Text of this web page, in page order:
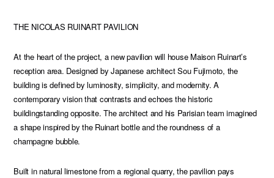
THE NICOLAS RUINART PAVILION
At the heart of the project, a new pavilion will house Maison Ruinart’s
reception area. Designed by Japanese architect Sou Fujimoto, the
building is defined by luminosity, simplicity, and modernity. A
contemporary vision that contrasts and echoes the historic
buildingstanding opposite. The architect and his Parisian team imagined
a shape inspired by the Ruinart bottle and the roundness of a
champagne bubble.
Built in natural limestone from a regional quarry, the pavilion pays